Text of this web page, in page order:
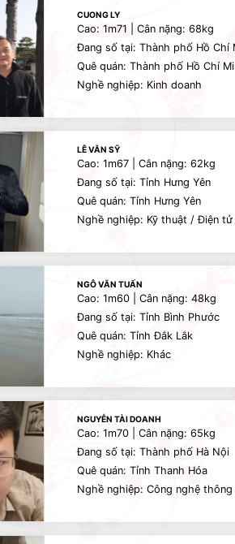
CUONG LY
Cao: 1m71 | Cân nặng: 68kg
Đang số tại: Thành phố Hồ Chí
Quê quán: Thành phố Hồ Chí
Nghề nghiệp: Kinh doanh
LÊ VĂN SỸ
Cao: 1m67 | Cân nặng: 62kg
Đang số tại: Tỉnh Hưng Yên
Quê quán: Tỉnh Hưng Yên
Nghề nghiệp: Kỹ thuật / Điện
NGÔ VĂN TUẤN
Cao: 1m60 | Cân nặng: 48kg
Đang số tại: Tỉnh Bình Phước
Quê quán: Tỉnh Đắk Lắk
Nghề nghiệp: Khác
NGUYỄN TÀI DOANH
Cao: 1m70 | Cân nặng: 65kg
Đang số tại: Thành phố Hà Nội
Quê quán: Tỉnh Thanh Hóa
Nghề nghiệp: Công nghệ